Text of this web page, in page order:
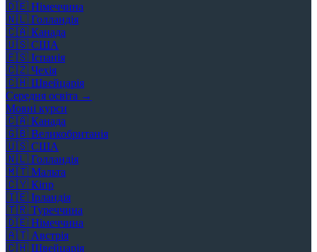
🇩🇪 Німеччина
🇳🇱 Голландія
🇨🇦 Канада
🇺🇸 США
🇪🇸 Іспанія
🇨🇿 Чехія
🇨🇭 Швейцарія
Середня освіта →
Мовні курси
🇨🇦 Канада
🇬🇧 Великобританія
🇺🇸 США
🇳🇱 Голландія
🇲🇹 Мальта
🇨🇾 Кіпр
🇮🇪 Ірландія
🇹🇷 Туреччина
🇩🇪 Німеччина
🇦🇹 Австрія
🇨🇭 Швейцарія